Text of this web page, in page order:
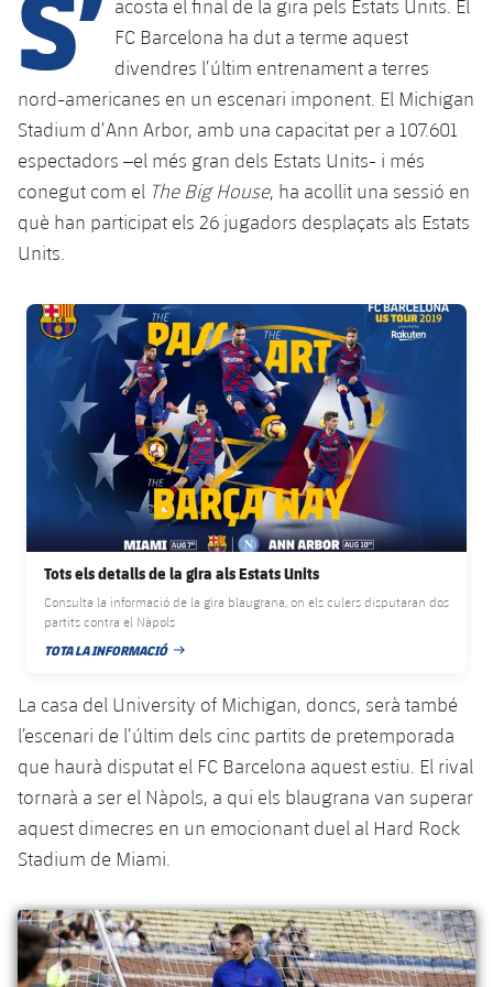
plusicon
més
Instal·lacions
Spotify Camp Nou
Estadi Johan Cruyff
Barça Cafe
Ciutat Esportiva
La Masia
plusicon
més
Serveis
Serveis Mèdics
Accessibilitat
plusicon
més
Acreditacions
Instal·lacions
SUB13
SUB12
SUB11 A
SUB10 B
SUB9 A
SUB9 B
SUB8 A
SUB8 B
SUB13 B
SUB12 C
SUB11 C
Entrades
Gameday Shows
Resultats
Classificacions
Fotos
Història
Palmarès
Base
Barça Atlètic
Junior
Cadet A
Cadet B
Infantil B
Mini
Campus Estiu
PLUSICON
Primer Equip
plusicon
més
Actualitat
Calendari
Resultats
Classificació
Jugadors
Fotos
Història
Palmarès
Barça Atlètic
plusicon
més
Calendari
Resultats
Classificació
Jugadors
Fotos
Actualitat
Juvenil
Cadet A
Cadet B
Infantil A
Infantil B
PLUSICON
MÉS
Primer equip
plusicon
Actualitat
Calendari
Entrades
Classificació
Jugadors
Fotos
Palmarès
Història
Barça Atlètic
plusicon
més
Actualitat
Calendari
Resultats
Jugadors
Classificació
Base
plusicon
més
Actualitat
Juvenil
Cadet
Infantil
Aleví
Campus Verano
PLUSICON
MÉS
Actualitat
Calendari
Entrades
Classificació
Barça Atlètic
plusicon
més
Actualitat
Calendari
Jugadors
plusicon
més
Actualitat
Barça C
Junior
Campus Estiu
PLUSICON
MÉS
Informació general
plusicon
més
acosta el final de la gira pels Estats Units. El
FC Barcelona ha dut a terme aquest
divendres l’últim entrenament a terres
nord-americanes en un escenari imponent. El Michigan
Stadium d’Ann Arbor, amb una capacitat per a 107.601
espectadors –el més gran dels Estats Units- i més
conegut com el The Big House, ha acollit una sessió en
què han participat els 26 jugadors desplaçats als Estats
Units.
FC Barcelona club badge
Tots els detalls de la gira als Estats Units
Consulta la informació de la gira blaugrana, on els culers disputaran dos
partits contra el Nàpols
TOTA LA INFORMACIÓ
DATA DE PUBLICACIÓ
La casa del University of Michigan, doncs, serà també
l’escenari de l’últim dels cinc partits de pretemporada
que haurà disputat el FC Barcelona aquest estiu. El rival
tornarà a ser el Nàpols, a qui els blaugrana van superar
aquest dimecres en un emocionant duel al Hard Rock
Stadium de Miami.